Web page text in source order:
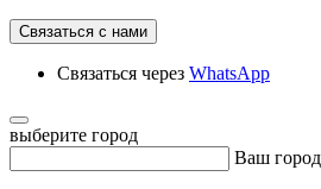
Связаться с нами
Связаться через WhatsApp
выберите город
Ваш город